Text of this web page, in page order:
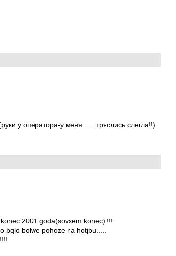
у оператора-у меня ......тряслись слегла!!)
2001 goda(sovsem konec)!!!!
bqlo bolwe pohoze na hotjbu.....